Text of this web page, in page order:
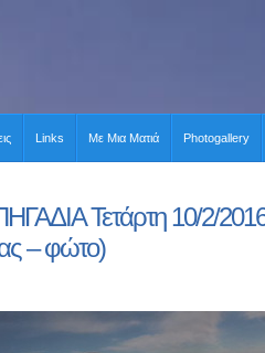
Links Με Μια Ματιά Photogallery
Τετάρτη 10/2/
– φώτο)